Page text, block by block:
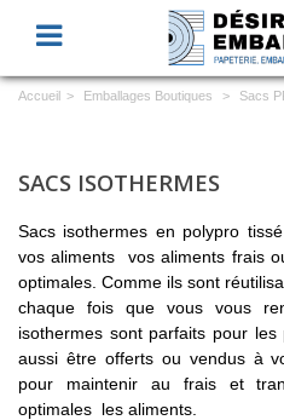
Accueil > Emballages Boutiques > Sacs
SACS ISOTHERMES
Sacs isothermes en polypro
vos aliments vos aliments frais
optimales. Comme ils sont
chaque fois que vous vous
isothermes sont parfaits pour
aussi être offerts ou vendus à
pour maintenir au frais et
optimales les aliments.